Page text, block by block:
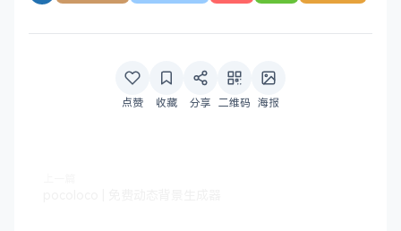
点赞 收藏 分享 二维码 海报